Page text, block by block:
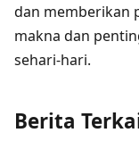
dan memberikan
makna dan
sehari-hari.
Berita